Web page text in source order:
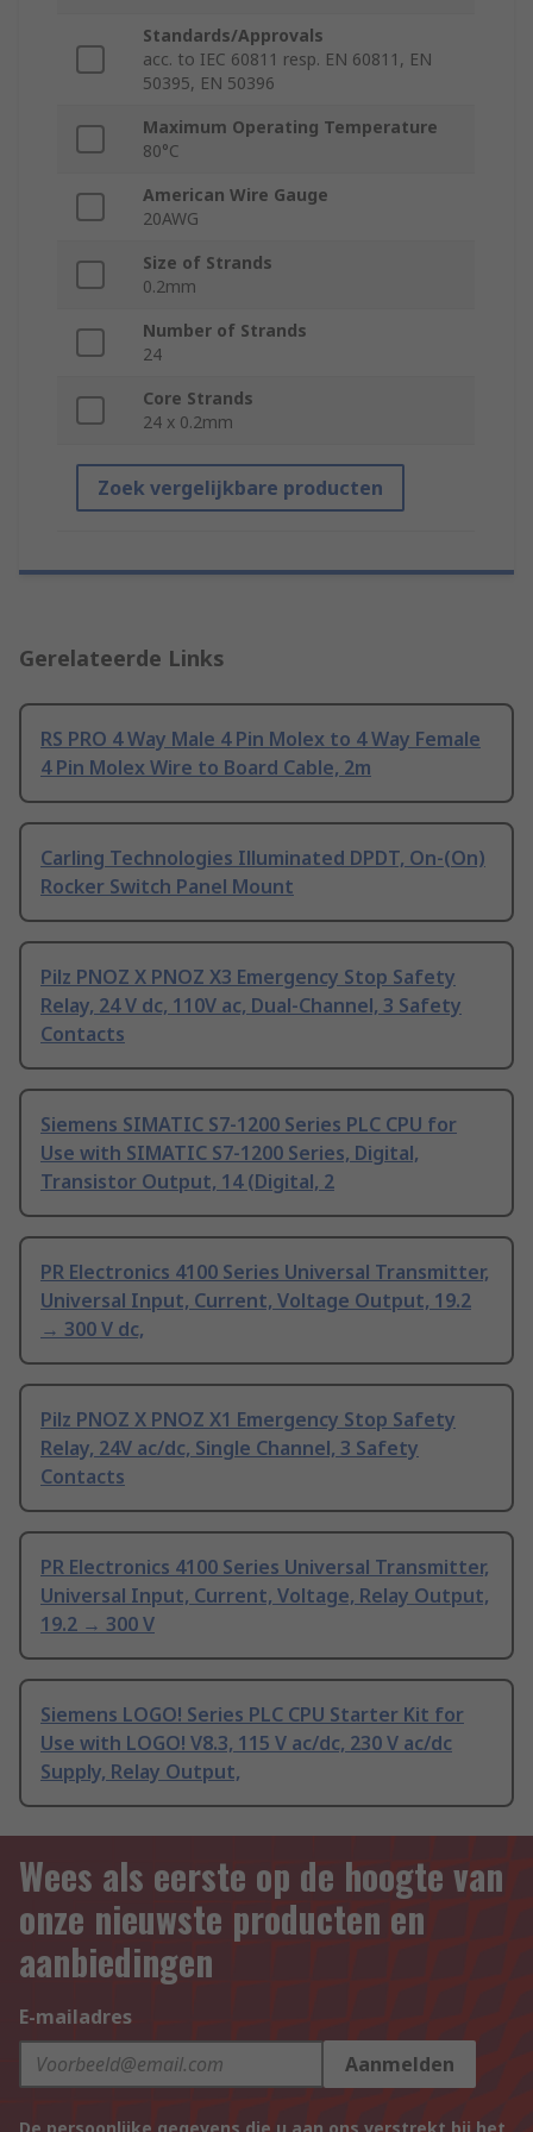
Standards/Approvals
acc. to IEC 60811 resp. EN 60811, EN
50395, EN 50396
Maximum Operating Temperature
80°C
American Wire Gauge
20AWG
Size of Strands
0.2mm
Number of Strands
24
Core Strands
24 x 0.2mm
Zoek vergelijkbare producten
Gerelateerde Links
RS PRO 4 Way Male 4 Pin Molex to 4 Way Female
4 Pin Molex Wire to Board Cable, 2m
Carling Technologies Illuminated DPDT, On-(On)
Rocker Switch Panel Mount
Pilz PNOZ X PNOZ X3 Emergency Stop Safety
Relay, 24 V dc, 110V ac, Dual-Channel, 3 Safety
Contacts
Siemens SIMATIC S7-1200 Series PLC CPU for
Use with SIMATIC S7-1200 Series, Digital,
Transistor Output, 14 (Digital, 2
PR Electronics 4100 Series Universal Transmitter,
Universal Input, Current, Voltage Output, 19.2
→ 300 V dc,
Pilz PNOZ X PNOZ X1 Emergency Stop Safety
Relay, 24V ac/dc, Single Channel, 3 Safety
Contacts
PR Electronics 4100 Series Universal Transmitter,
Universal Input, Current, Voltage, Relay Output,
19.2 → 300 V
Siemens LOGO! Series PLC CPU Starter Kit for
Use with LOGO! V8.3, 115 V ac/dc, 230 V ac/dc
Supply, Relay Output,
Wees als eerste op de hoogte van
onze nieuwste producten en
aanbiedingen
E-mailadres
Aanmelden